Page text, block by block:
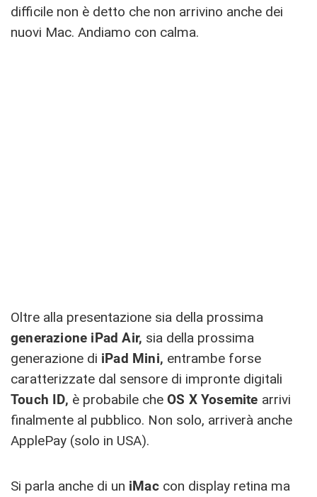
difficile non è detto che non arrivino anche dei
nuovi Mac. Andiamo con calma.
Oltre alla presentazione sia della prossima
generazione iPad Air, sia della prossima
generazione di iPad Mini, entrambe forse
caratterizzate dal sensore di impronte digitali
Touch ID, è probabile che OS X Yosemite arrivi
finalmente al pubblico. Non solo, arriverà anche
ApplePay (solo in USA).
Si parla anche di un iMaccon display retina ma